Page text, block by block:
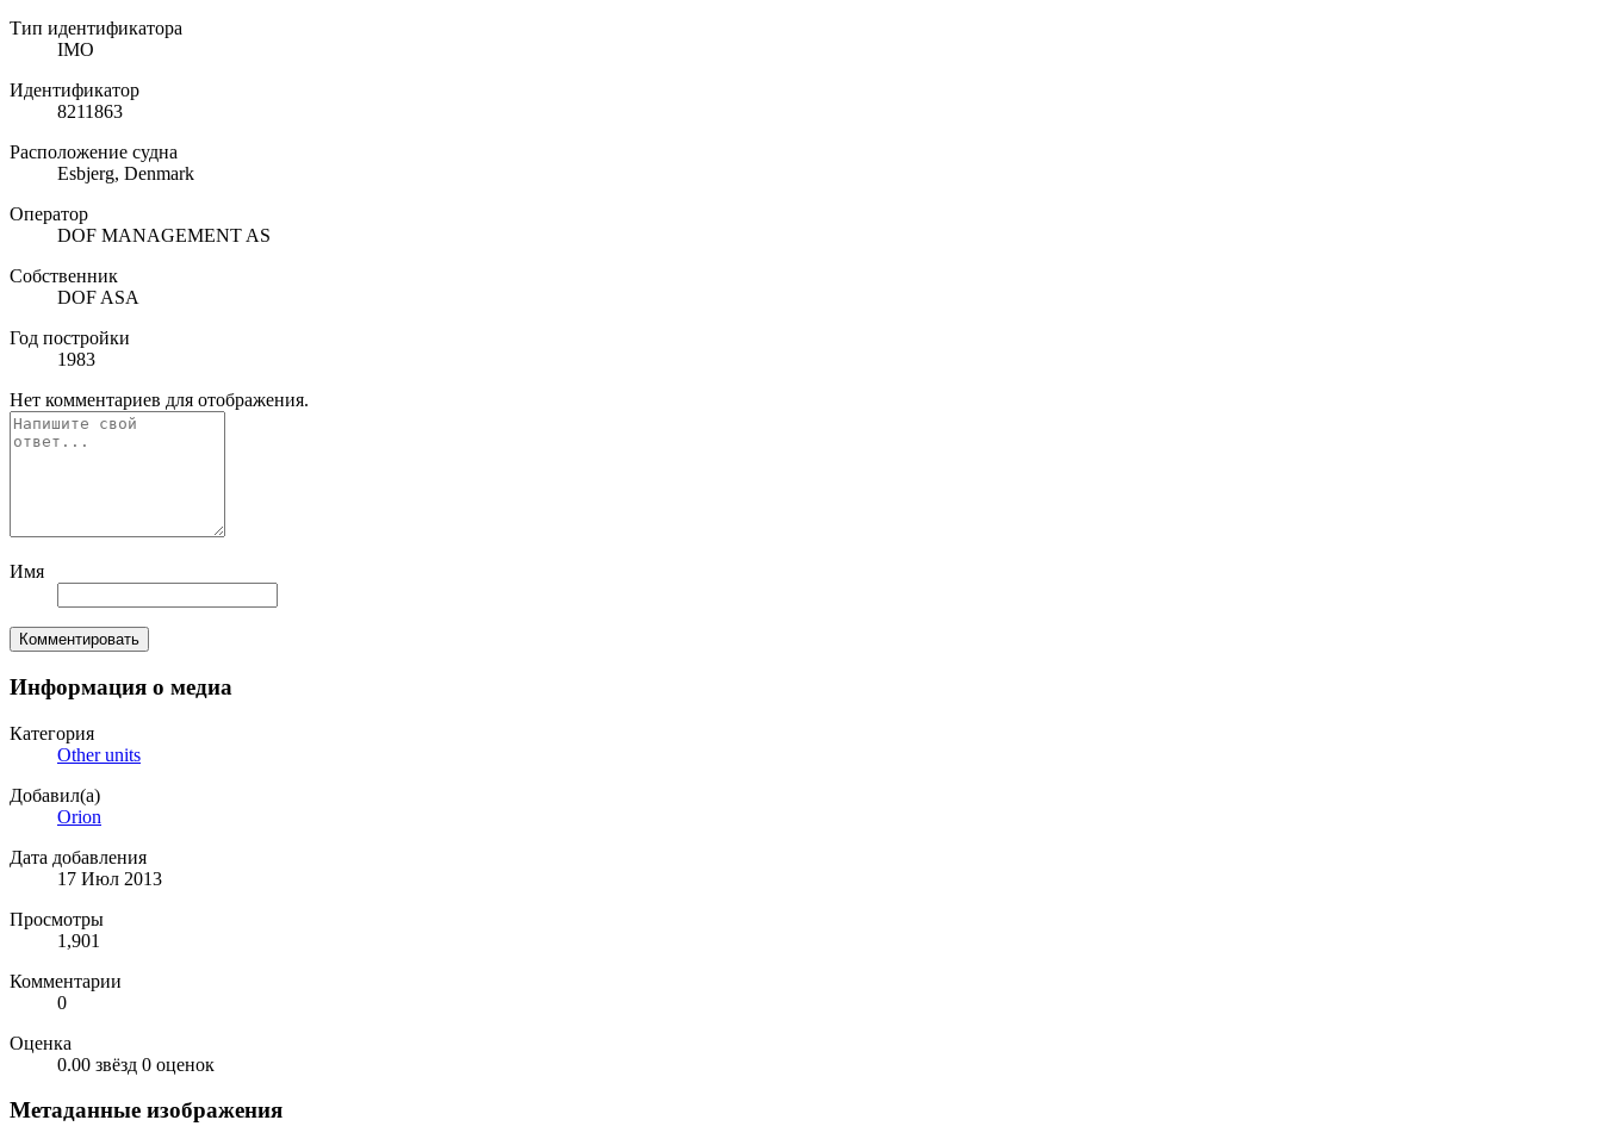
Тип идентификатора
IMO
Идентификатор
8211863
Расположение судна
Esbjerg, Denmark
Оператор
DOF MANAGEMENT AS
Собственник
DOF ASA
Год постройки
1983
Нет комментариев для отображения.
Имя
Комментировать
Информация о медиа
Категория
Other units
Добавил(а)
Orion
Дата добавления
17 Июл 2013
Просмотры
1,901
Комментарии
0
Оценка
0.00 звёзд 0 оценок
Метаданные изображения